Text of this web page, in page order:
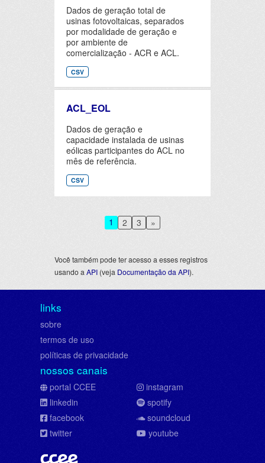
Dados de geração total de
usinas fotovoltaicas, separados
por modalidade de geração e
por ambiente de
comercialização - ACR e ACL.
CSV
ACL_EOL
Dados de geração e
capacidade instalada de usinas
eólicas participantes do ACL no
mês de referência.
CSV
1 2 3 »
Você também pode ter acesso a esses registros
usando a API (veja Documentação da API).
links
sobre
termos de uso
políticas de privacidade
nossos canais
portal CCEE
linkedin
facebook
twitter
instagram
spotify
soundcloud
youtube